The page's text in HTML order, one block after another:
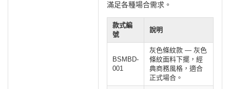
滿足各種場合需求。
款式編
號
說明
BSMBD-
001
灰色條紋款 — 灰色
條紋面料下擺，經
典商務風格，適合
正式場合。